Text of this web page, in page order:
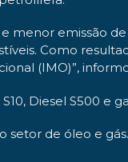
menor emissão
Como
(IMO)”,
Diesel S500 e
de óleo e